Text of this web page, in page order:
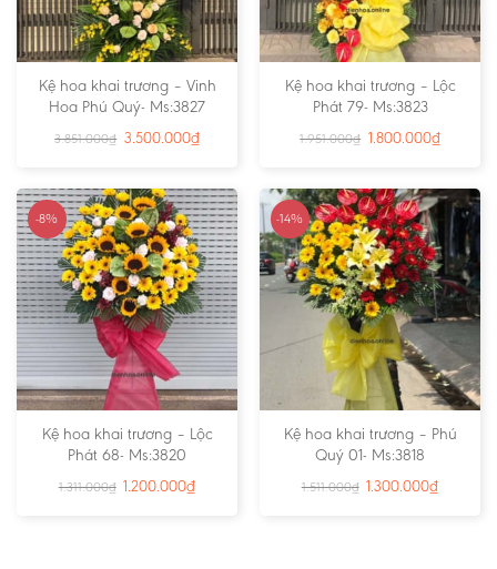
Kệ hoa khai trương – Vinh
Hoa Phú Quý- Ms:3827
3.851.000₫ 3.500.000₫
Kệ hoa khai trương – Lộc
Phát 79- Ms:3823
1.951.000₫ 1.800.000₫
-8%
Kệ hoa khai trương – Lộc
Phát 68- Ms:3820
1.311.000₫ 1.200.000₫
-14%
Kệ hoa khai trương – Phú
Quý 01- Ms:3818
1.511.000₫ 1.300.000₫